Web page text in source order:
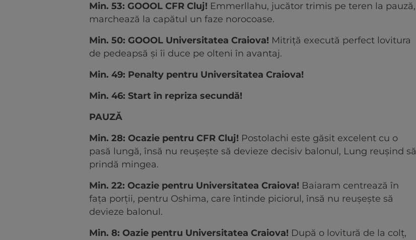
Min. 53: GOOOL CFR Cluj! Emmerllahu, jucător trimis pe teren la pauză,
marchează la capătul un faze norocoase.
Min. 50: GOOOL Universitatea Craiova! Mitriță execută perfect lovitura
de pedeapsă și îi duce pe olteni în avantaj.
Min. 49: Penalty pentru Universitatea Craiova!
Min. 46: Start în repriza secundă!
PAUZĂ
Min. 28: Ocazie pentru CFR Cluj! Postolachi este găsit excelent cu o
pasă lungă, însă nu reușește să devieze decisiv balonul, Lung reușind să
prindă mingea.
Min. 22: Ocazie pentru Universitatea Craiova! Baiaram centrează în
fața porții, pentru Oshima, care întinde piciorul, însă nu reușește să
devieze balonul.
Min. 8: Oazie pentru Universitatea Craiova! După o lovitură de la colț,